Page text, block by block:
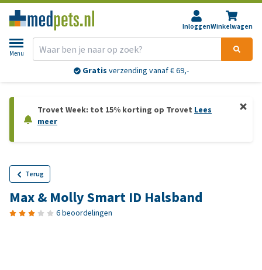
InloggenWinkelwagen
Menu
Gratis verzending vanaf € 69,-
Trovet Week: tot 15% korting op Trovet Lees
meer
Terug
Max & Molly Smart ID Halsband
6 beoordelingen